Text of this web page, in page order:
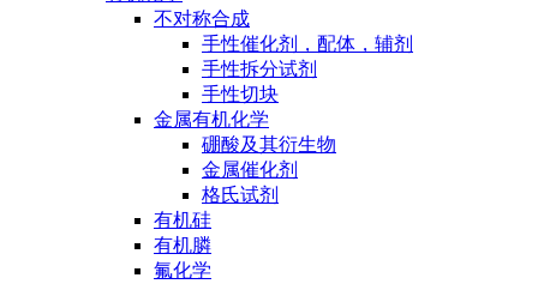
不对称合成
手性催化剂，配体，辅剂
手性拆分试剂
手性切块
金属有机化学
硼酸及其衍生物
金属催化剂
格氏试剂
有机硅
有机膦
氟化学